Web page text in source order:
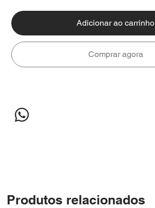
Adicionar ao carrinho
Comprar agora
Produtos relacionados